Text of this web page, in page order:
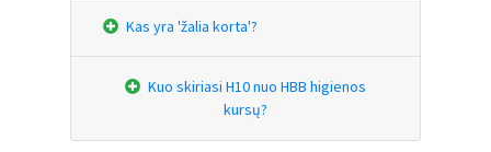
Kas yra 'žalia korta'?
Kuo skiriasi H10 nuo HBB higienos
kursų?